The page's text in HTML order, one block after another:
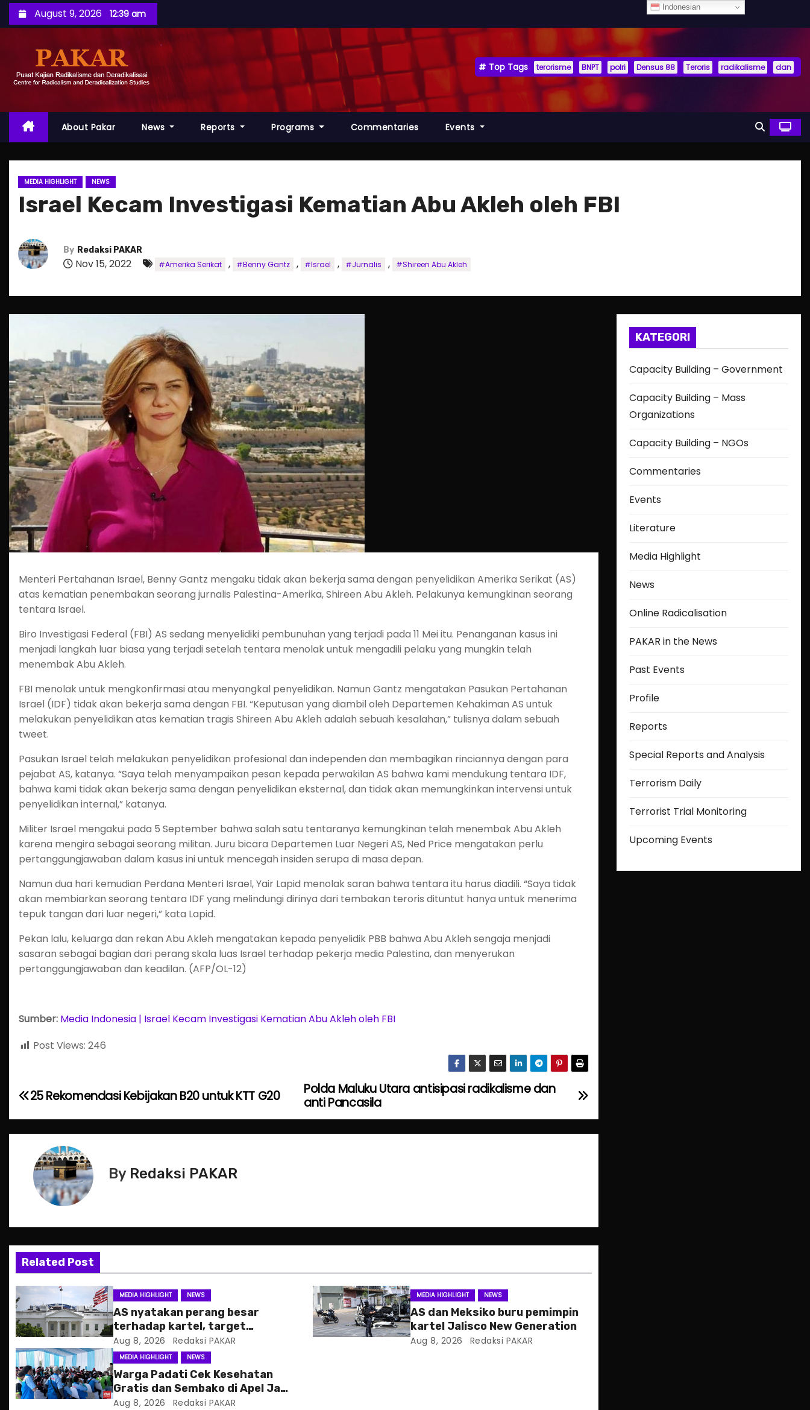
k
c
n
August 9, 2026 12:39 am
Top Tags terorisme BNPT polri Densus 88 Teroris radikalisme dan
About Pakar News Reports Programs Commentaries Events
MEDIA HIGHLIGHT NEWS
Israel Kecam Investigasi Kematian Abu Akleh oleh FBI
By Redaksi PAKAR
Nov 15, 2022 #Amerika Serikat , #Benny Gantz , #Israel , #Jurnalis , #Shireen Abu Akleh
Menteri Pertahanan Israel, Benny Gantz mengaku tidak akan bekerja sama dengan penyelidikan Amerika Serikat (AS)
atas kematian penembakan seorang jurnalis Palestina-Amerika, Shireen Abu Akleh. Pelakunya kemungkinan seorang
tentara Israel.
Biro Investigasi Federal (FBI) AS sedang menyelidiki pembunuhan yang terjadi pada 11 Mei itu. Penanganan kasus ini
menjadi langkah luar biasa yang terjadi setelah tentara menolak untuk mengadili pelaku yang mungkin telah
menembak Abu Akleh.
FBI menolak untuk mengkonfirmasi atau menyangkal penyelidikan. Namun Gantz mengatakan Pasukan Pertahanan
Israel (IDF) tidak akan bekerja sama dengan FBI. “Keputusan yang diambil oleh Departemen Kehakiman AS untuk
melakukan penyelidikan atas kematian tragis Shireen Abu Akleh adalah sebuah kesalahan,” tulisnya dalam sebuah
tweet.
Pasukan Israel telah melakukan penyelidikan profesional dan independen dan membagikan rinciannya dengan para
pejabat AS, katanya. “Saya telah menyampaikan pesan kepada perwakilan AS bahwa kami mendukung tentara IDF,
bahwa kami tidak akan bekerja sama dengan penyelidikan eksternal, dan tidak akan memungkinkan intervensi untuk
penyelidikan internal,” katanya.
Militer Israel mengakui pada 5 September bahwa salah satu tentaranya kemungkinan telah menembak Abu Akleh
karena mengira sebagai seorang militan. Juru bicara Departemen Luar Negeri AS, Ned Price mengatakan perlu
pertanggungjawaban dalam kasus ini untuk mencegah insiden serupa di masa depan.
Namun dua hari kemudian Perdana Menteri Israel, Yair Lapid menolak saran bahwa tentara itu harus diadili. “Saya tidak
akan membiarkan seorang tentara IDF yang melindungi dirinya dari tembakan teroris dituntut hanya untuk menerima
tepuk tangan dari luar negeri,” kata Lapid.
Pekan lalu, keluarga dan rekan Abu Akleh mengatakan kepada penyelidik PBB bahwa Abu Akleh sengaja menjadi
sasaran sebagai bagian dari perang skala luas Israel terhadap pekerja media Palestina, dan menyerukan
pertanggungjawaban dan keadilan. (AFP/OL-12)
Sumber: Media Indonesia | Israel Kecam Investigasi Kematian Abu Akleh oleh FBI
Post Views: 246
P
o
v
i
g
a
t
i
o
Polda Maluku Utara antisipasi radikalisme dan
anti Pancasila
25 Rekomendasi Kebijakan B20 untuk KTT G20
By Redaksi PAKAR
Related Post
MEDIA HIGHLIGHT NEWS
AS nyatakan perang besar
terhadap kartel, target
pertama CJNG
Aug 8, 2026 Redaksi PAKAR
MEDIA HIGHLIGHT NEWS
AS dan Meksiko buru pemimpin
kartel Jalisco New Generation
Aug 8, 2026 Redaksi PAKAR
MEDIA HIGHLIGHT NEWS
Warga Padati Cek Kesehatan
Gratis dan Sembako di Apel Jaga
Jakarta
Aug 8, 2026 Redaksi PAKAR
KATEGORI
Capacity Building – Government
Capacity Building – Mass
Organizations
Capacity Building – NGOs
Commentaries
Events
Literature
Media Highlight
News
Online Radicalisation
PAKAR in the News
Past Events
Profile
Reports
Special Reports and Analysis
Terrorism Daily
Terrorist Trial Monitoring
Upcoming Events
Indonesian